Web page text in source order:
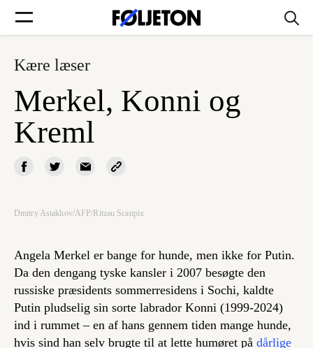
Forsider
Føljetoner
Log ind
Kære læser
Merkel, Konni og
Kreml
Dmitry Astakhov/AFP/Ritzau Scanpix
Angela Merkel er bange for hunde, men ikke for Putin.
Da den dengang tyske kansler i 2007 besøgte den
russiske præsidents sommerresidens i Sochi, kaldte
Putin pludselig sin sorte labrador Konni (1999-2024)
ind i rummet – en af hans gennem tiden mange hunde,
hvis sind han selv brugte til at lette humøret på dårlige